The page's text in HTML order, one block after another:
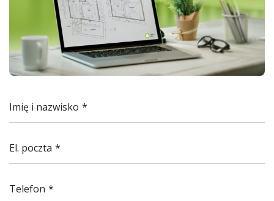
Imię i nazwisko
El. poczta
Telefon